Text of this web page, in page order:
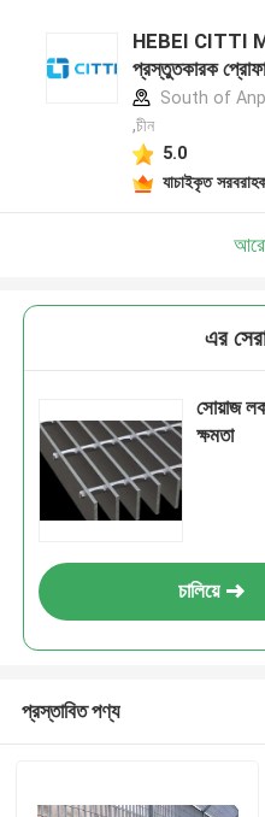
HEBEI CITTI
প্রস্তুতকারক
South of
,চীন
5.0
যাচাইকৃত
এর
সোয়াজ
ক্ষমতা
চালিয়ে
প্রস্তাবিত পণ্য